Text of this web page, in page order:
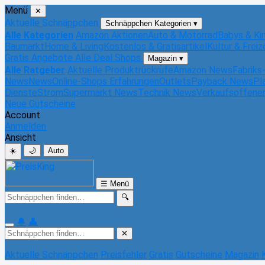
Menü ✕
Aktuelle Schnäppchen Schnäppchen Kategorien ▾
Alle Kategorien Amazon AktionenAuto & MotorradBabys &
BaumarktHome & LivingKostenlos & GratisartikelKultur &
Gratis Angebote Alle Deal Shops Magazin ▾
Alle Ratgeber Aktuelle ProduktrückrufeAmazon News
NewsNewsOnline-Shops ErfahrungenOutletsPayback News
DiensteStromSupermarkt NewsTechnik News
Neue Gutscheine
Account
Anmelden
Ansicht
☀️ 🌙 Auto
☰ Menü
🔍
🔔 👤
✕
Aktuelle Schnäppchen Preisfehler Gratis Gutscheine Magazin